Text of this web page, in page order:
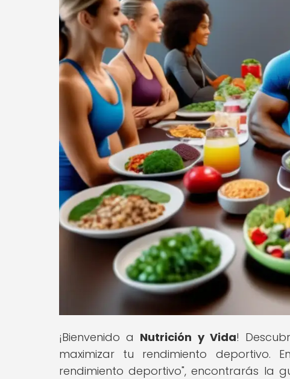
¡Bienvenido a Nutrición y Vida!
maximizar tu rendimiento deportivo.
rendimiento deportivo", encontrarás la